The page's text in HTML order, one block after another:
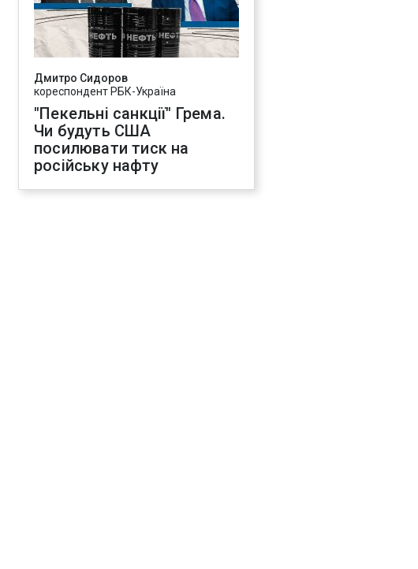
Дмитро Сидоров
кореспондент РБК-Україна
"Пекельні санкції" Грема.
Чи будуть США
посилювати тиск на
російську нафту